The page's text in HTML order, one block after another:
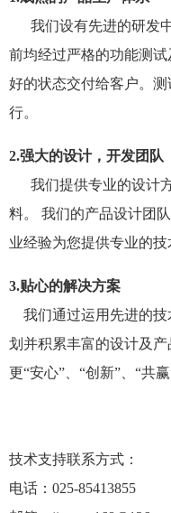
我们设有先进的研发
前均经过严格的功能测
好的状态交付给客户。
行。
2.强大的设计，开发团队
我们提供专业的设计
料。 我们的产品设计团
业经验为您提供专业的技
3.贴心的解决方案
我们通过运用先进的技
划并积累丰富的设计及
更“安心”、“创新”、“共
技术支持联系方式：
电话：025-85413855